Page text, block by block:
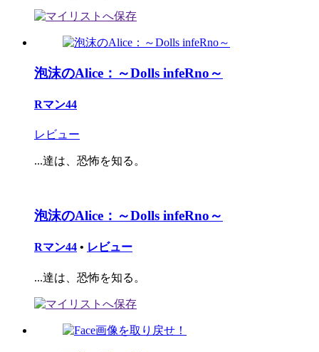
泡沫のAlice：～Dolls infeRno～
Rマン44
レビュー
...達は、恐怖を知る。
泡沫のAlice：～Dolls infeRno～
Rマン44 • レビュー
...達は、恐怖を知る。